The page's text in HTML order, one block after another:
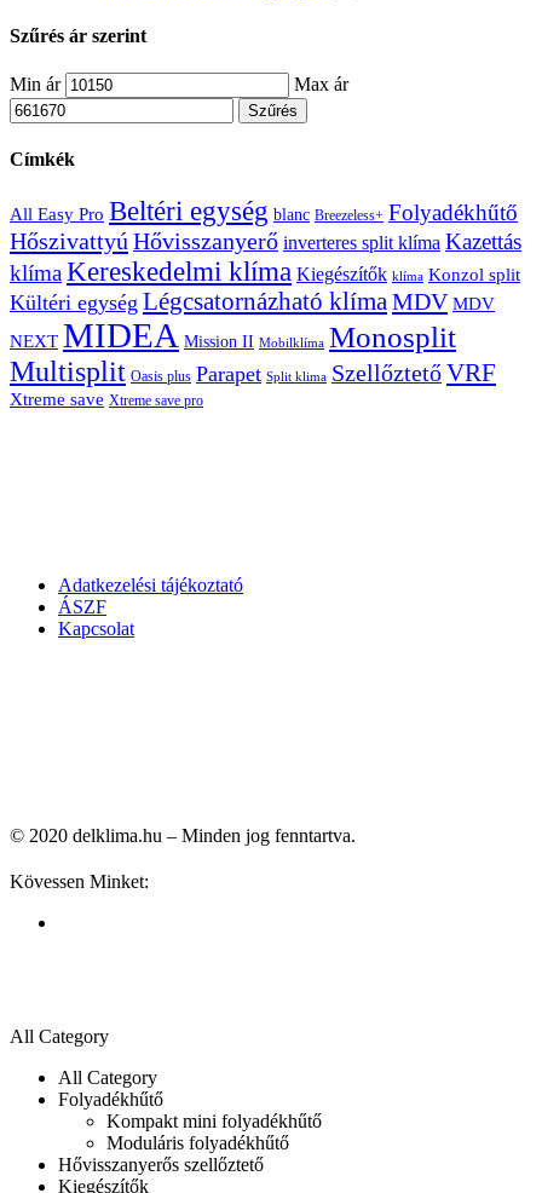
Szűrés ár szerint
Min ár Max ár
Szűrés
Címkék
All Easy Pro Beltéri egység blanc Breezeless+ Folyadékhűtő
HőszivattyúHővisszanyerő inverteres split klíma Kazettás
klímaKereskedelmi klíma Kiegészítők klíma Konzol split
Kültéri egység Légcsatornázható klímaMDV MDV
NEXT MIDEA Mission II Mobilklíma Monosplit
Multisplit Oasis plus Parapet Split klima SzellőztetőVRF
Xtreme save Xtreme save pro
Adatkezelési tájékoztató
ÁSZF
Kapcsolat
© 2020 delklima.hu – Minden jog fenntartva.
Kövessen Minket:
All Category
All Category
Folyadékhűtő
Kompakt mini folyadékhűtő
Moduláris folyadékhűtő
Hővisszanyerős szellőztető
Kiegészítők